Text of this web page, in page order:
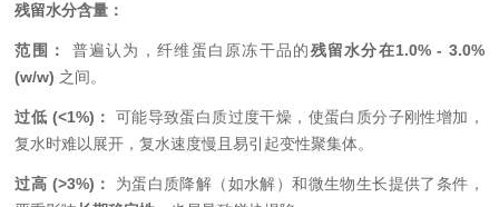
残留水分含量：
范围： 普遍认为，纤维蛋白原冻干品的残留水分在1.0% - 3.0%
(w/w) 之间。
过低 (<1%)：
可能导致蛋白质过度干燥，使蛋白质分子刚性增加，
复水时难以展开，复水速度慢且易引起变性聚集体。
过高 (>3%)：
为蛋白质降解（如水解）和微生物生长提供了条件，